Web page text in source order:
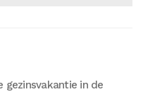
gezinsvakantie in de